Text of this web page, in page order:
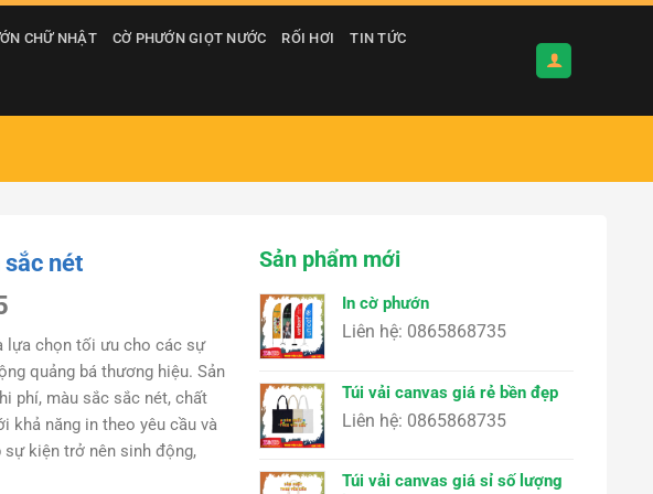
CHỮ NHẬT CỜ PHƯỚN GIỌT NƯỚC RỐI HƠI TIN TỨC
Sản phẩm mới
In cờ phướn
Liên hệ: 0865868735
Túi vải canvas giá rẻ bền đẹp
Liên hệ: 0865868735
Túi vải canvas giá sỉ số lượng
nét
lựa chọn tối ưu cho các sự
quảng bá thương hiệu. Sản
phí, màu sắc sắc nét, chất
khả năng in theo yêu cầu và
kiện trở nên sinh động,